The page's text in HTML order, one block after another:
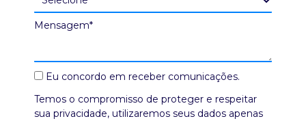
Mensagem*
Eu concordo em receber comunicações.
Temos o compromisso de proteger e respeitar
sua privacidade, utilizaremos seus dados apenas